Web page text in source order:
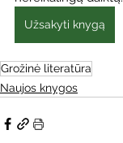
Užsakyti knygą
Grožinė literatūra
Naujos knygos